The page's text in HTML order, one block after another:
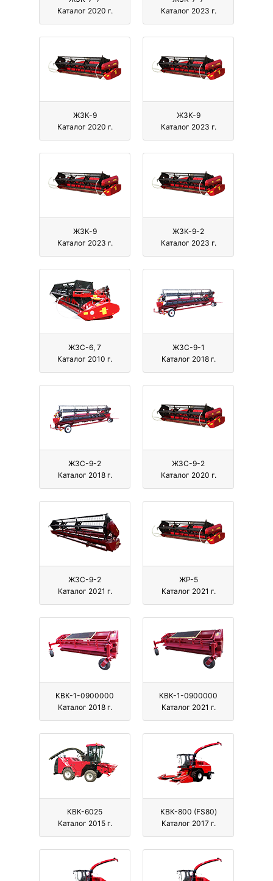
Каталог 2020 г.
Каталог 2023 г.
ЖЗК-9
Каталог 2020 г.
ЖЗК-9
Каталог 2023 г.
ЖЗК-9
Каталог 2023 г.
ЖЗК-9-2
Каталог 2023 г.
ЖЗС-6, 7
Каталог 2010 г.
ЖЗС-9-1
Каталог 2018 г.
ЖЗС-9-2
Каталог 2018 г.
ЖЗС-9-2
Каталог 2020 г.
ЖЗС-9-2
Каталог 2021 г.
ЖР-5
Каталог 2021 г.
КВК-1-0900000
Каталог 2018 г.
КВК-1-0900000
Каталог 2021 г.
КВК-6025
Каталог 2015 г.
КВК-800 (FS80)
Каталог 2017 г.